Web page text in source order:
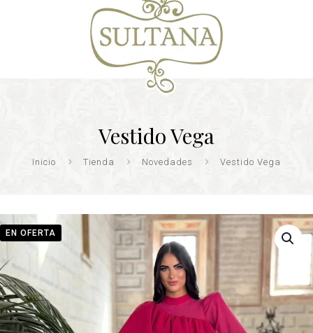
Vestido Vega
Inicio Tienda Novedades Vestido Vega
EN OFERTA